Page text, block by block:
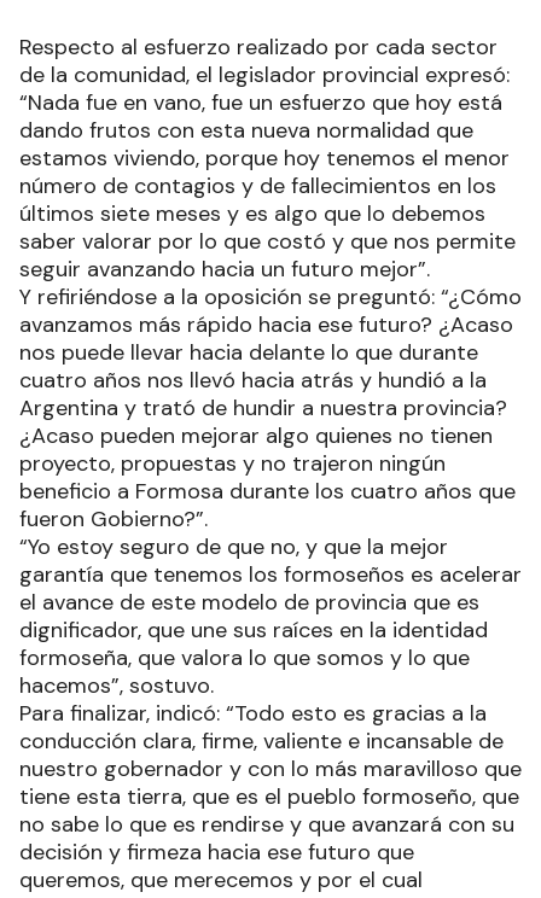
Respecto al esfuerzo realizado por cada sector
de la comunidad, el legislador provincial expresó:
“Nada fue en vano, fue un esfuerzo que hoy está
dando frutos con esta nueva normalidad que
estamos viviendo, porque hoy tenemos el menor
número de contagios y de fallecimientos en los
últimos siete meses y es algo que lo debemos
saber valorar por lo que costó y que nos permite
seguir avanzando hacia un futuro mejor”.
Y refiriéndose a la oposición se preguntó: “¿Cómo
avanzamos más rápido hacia ese futuro? ¿Acaso
nos puede llevar hacia delante lo que durante
cuatro años nos llevó hacia atrás y hundió a la
Argentina y trató de hundir a nuestra provincia?
¿Acaso pueden mejorar algo quienes no tienen
proyecto, propuestas y no trajeron ningún
beneficio a Formosa durante los cuatro años que
fueron Gobierno?”.
“Yo estoy seguro de que no, y que la mejor
garantía que tenemos los formoseños es acelerar
el avance de este modelo de provincia que es
dignificador, que une sus raíces en la identidad
formoseña, que valora lo que somos y lo que
hacemos”, sostuvo.
Para finalizar, indicó: “Todo esto es gracias a la
conducción clara, firme, valiente e incansable de
nuestro gobernador y con lo más maravilloso que
tiene esta tierra, que es el pueblo formoseño, que
no sabe lo que es rendirse y que avanzará con su
decisión y firmeza hacia ese futuro que
queremos, que merecemos y por el cual